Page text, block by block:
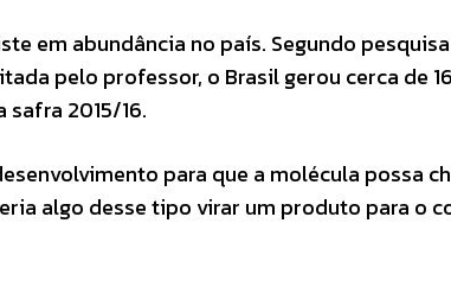
em abundância no país. Segundo
pelo professor, o Brasil gerou cerca de
2015/16.
para que a molécula possa
algo desse tipo virar um produto para o